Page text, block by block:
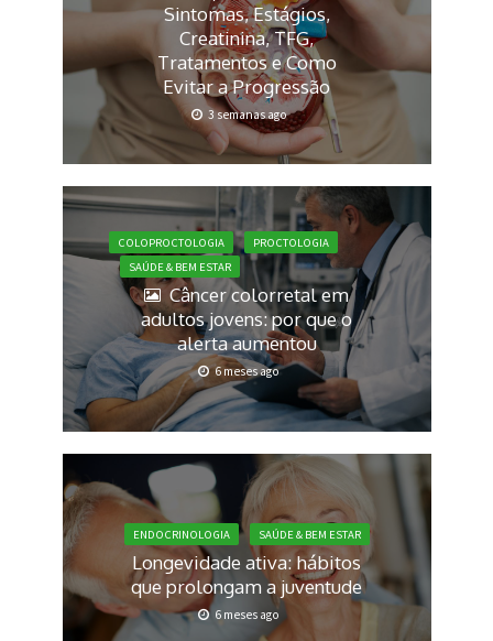
Sintomas, Estágios,
Creatinina, TFG,
Tratamentos e Como
Evitar a Progressão
3 semanas ago
COLOPROCTOLOGIA
PROCTOLOGIA
SAÚDE & BEM ESTAR
Câncer colorretal em
adultos jovens: por que o
alerta aumentou
6 meses ago
ENDOCRINOLOGIA SAÚDE & BEM ESTAR
Longevidade ativa: hábitos
que prolongam a juventude
6 meses ago